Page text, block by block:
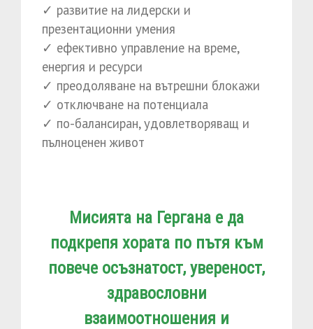
✓ развитие на лидерски и
презентационни умения
✓ ефективно управление на време,
енергия и ресурси
✓ преодоляване на вътрешни блокажи
✓ отключване на потенциала
✓ по-балансиран, удовлетворяващ и
пълноценен живот
Мисията на Гергана е да
подкрепя хората по пътя към
повече осъзнатост, увереност,
здравословни
взаимоотношения и